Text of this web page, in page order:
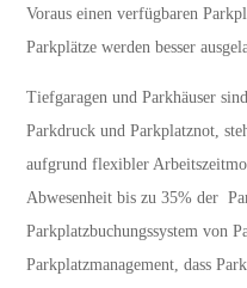
Voraus einen verfügbaren
Parkplätze werden besser
Tiefgaragen und Parkhäuser
Parkdruck und Parkplatznot,
aufgrund flexibler
Abwesenheit bis zu 35% der
Parkplatzbuchungssystem von
Parkplatzmanagement, dass